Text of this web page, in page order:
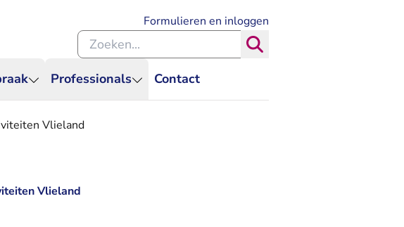
Professionals Contact
Formulieren en inloggen
Zoeken binnen de Rechtspraak
Vlieland
Vlieland